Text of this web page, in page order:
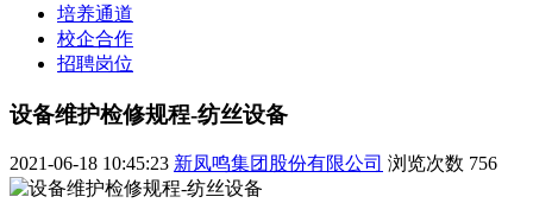
培养通道
校企合作
招聘岗位
设备维护检修规程-纺丝设备
2021-06-18 10:45:23 新凤鸣集团股份有限公司 浏览次数 756